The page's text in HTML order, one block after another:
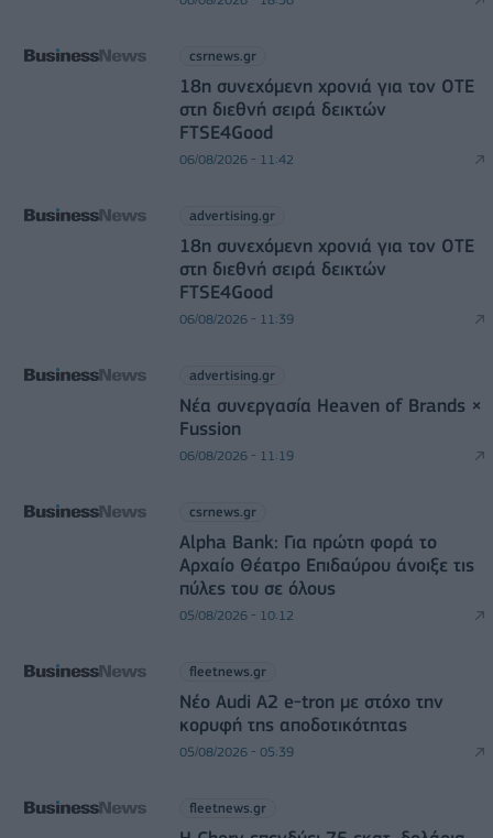
csrnews.gr
18η συνεχόμενη χρονιά για τον ΟΤΕ
στη διεθνή σειρά δεικτών
FTSE4Good
06/08/2026 - 11:42
advertising.gr
18η συνεχόμενη χρονιά για τον ΟΤΕ
στη διεθνή σειρά δεικτών
FTSE4Good
06/08/2026 - 11:39
advertising.gr
Νέα συνεργασία Heaven of Brands ×
Fussion
06/08/2026 - 11:19
csrnews.gr
Alpha Bank: Για πρώτη φορά το
Αρχαίο Θέατρο Επιδαύρου άνοιξε τις
πύλες του σε όλους
05/08/2026 - 10:12
fleetnews.gr
Νέο Audi A2 e-tron με στόχο την
κορυφή της αποδοτικότητας
05/08/2026 - 05:39
fleetnews.gr